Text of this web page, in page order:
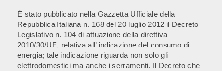
È stato pubblicato nella Gazzetta Ufficiale della
Repubblica Italiana n. 168 del 20 luglio 2012 il Decreto
Legislativo n. 104 di attuazione della direttiva
2010/30/UE, relativa all’ indicazione del consumo di
energia; tale indicazione riguarda non solo gli
elettrodomestici ma anche i serramenti. Il Decreto che